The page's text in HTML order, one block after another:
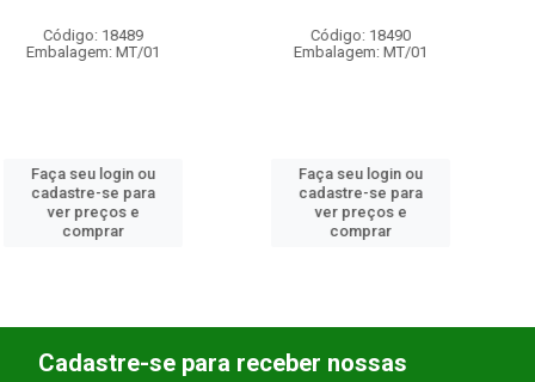
Código: 18490
Embalagem: MT/01
Faça seu login ou
cadastre-se para
ver preços e
comprar
Código: 2789
Embalagem: UN/01
Faça seu login ou
cadastre-se para
ver preços e
comprar
Cadastre-se para receber nossas